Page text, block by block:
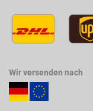
Wir versenden nach